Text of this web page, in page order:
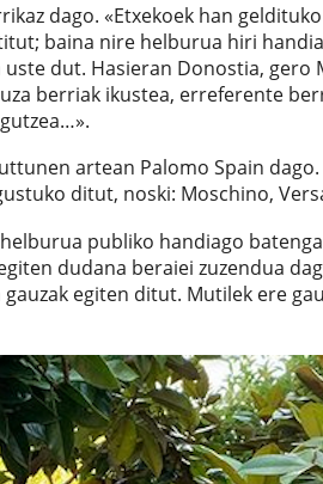
dago. «Etxekoek han
baina nire helburua hiri
uste dut. Hasieran Donostia,
berriak ikustea, erreferente
artean Palomo Spain
ditut, noski: Moschino,
publiko handiago
dudana beraiei zuzendua
egiten ditut. Mutilek ere